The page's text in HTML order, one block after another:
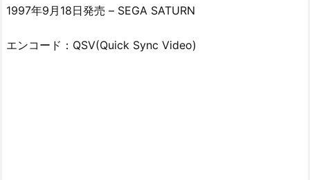
1997年9月18日発売 – SEGA SATURN
エンコード：QSV(Quick Sync Video)